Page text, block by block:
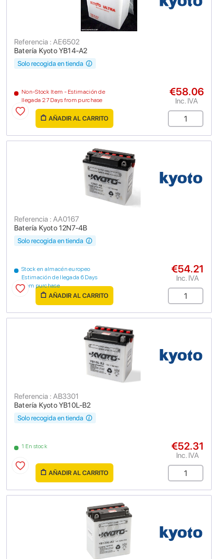
Batería Kyoto YB14-A2
Referencia : AE6502
Non-Stock Item - Estimación de
llegada 27 Days from purchase
Solo recogida en tienda
€58.06
Inc. IVA
AÑADIR AL CARRITO
Batería Kyoto 12N7-4B
Referencia : AA0167
Stock en almacén europeo
Estimación de llegada 6 Days
from purchase
Solo recogida en tienda
€54.21
Inc. IVA
AÑADIR AL CARRITO
Batería Kyoto YB10L-B2
Referencia : AB3301
1 En stock
Solo recogida en tienda
€52.31
Inc. IVA
AÑADIR AL CARRITO